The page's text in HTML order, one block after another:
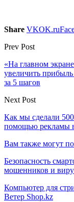
Share VKOK.ru
Prev Post
«На главном
увеличить
за 5 шагов
Next Post
Как мы сделали
помощью рекламы
Вам также могут
Безопасность
мошенников и
Компьютер для
Ветер Shop.kz